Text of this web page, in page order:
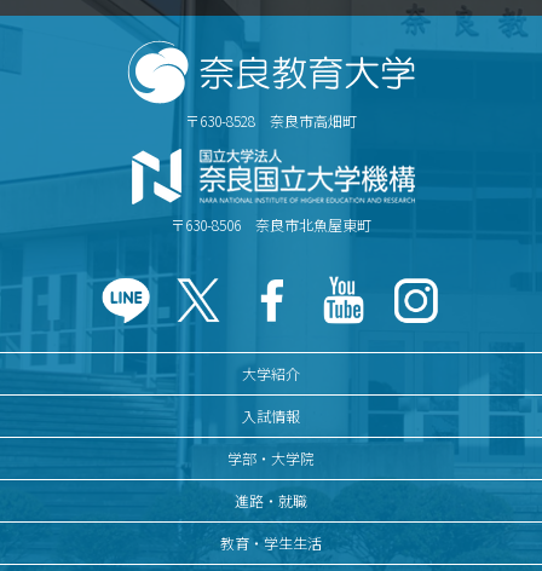
〒630-8528 奈良市高畑町
〒630-8506 奈良市北魚屋東町
大学紹介
入試情報
学部・大学院
進路・就職
教育・学生生活